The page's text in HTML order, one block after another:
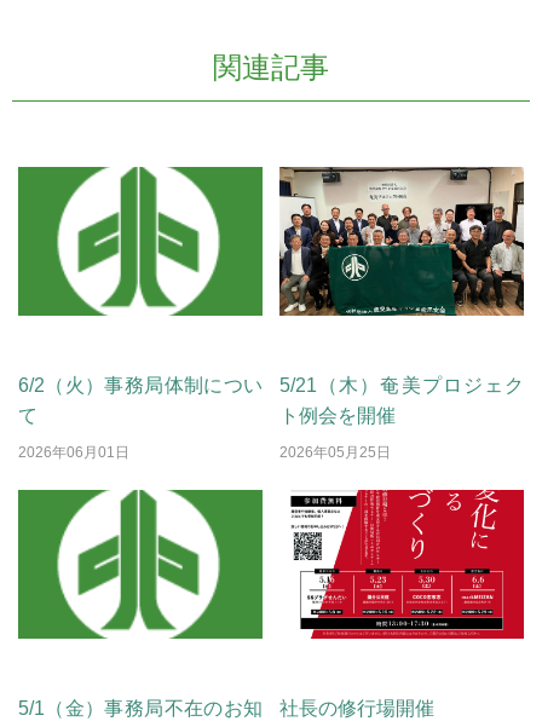
関連記事
6/2（火）事務局体制につい
て
2026年06月01日
5/21（木）奄美プロジェク
ト例会を開催
2026年05月25日
5/1（金）事務局不在のお知
社長の修行場開催